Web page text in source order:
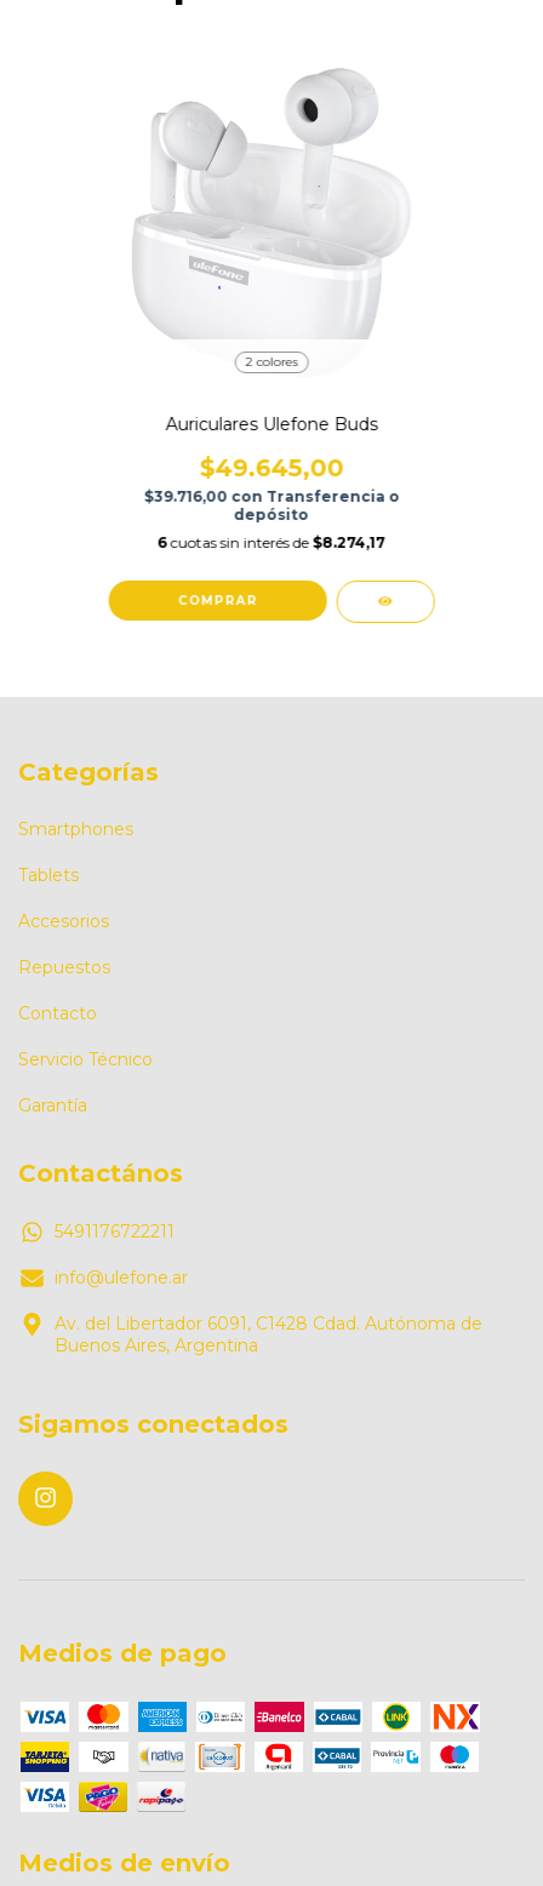
2 colores
Auriculares Ulefone Buds
$49.645,00
$39.716,00 con Transferencia o
depósito
6 cuotas sin interés de $8.274,17
COMPRAR
Categorías
Smartphones
Tablets
Accesorios
Repuestos
Contacto
Servicio Técnico
Garantía
Contactános
5491176722211
info@ulefone.ar
Av. del Libertador 6091, C1428 Cdad. Autónoma de
Buenos Aires, Argentina
Sigamos conectados
Medios de pago
Medios de envío